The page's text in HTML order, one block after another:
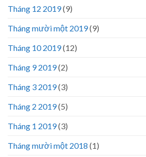
Tháng 12 2019(9)
Tháng mười một 2019(9)
Tháng 10 2019(12)
Tháng 9 2019(2)
Tháng 3 2019(3)
Tháng 2 2019(5)
Tháng 1 2019(3)
Tháng mười một 2018 (1)